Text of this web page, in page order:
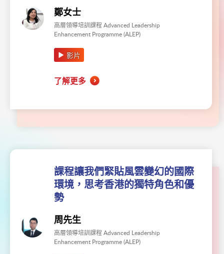
鄭女士
高層領導培訓課程 Advanced Leadership
Enhancement Programme (ALEP)
影片
了解更多
課程讓我們緊貼風雲變幻的國際
環境，思考香港的獨特角色和優
勢
周先生
高層領導培訓課程 Advanced Leadership
Enhancement Programme (ALEP)